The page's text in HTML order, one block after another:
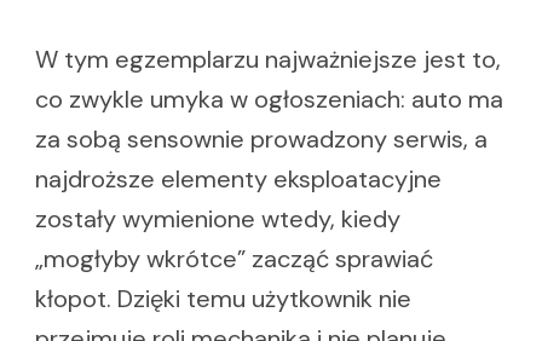
W tym egzemplarzu najważniejsze jest to,
co zwykle umyka w ogłoszeniach: auto ma
za sobą sensownie prowadzony serwis, a
najdroższe elementy eksploatacyjne
zostały wymienione wtedy, kiedy
„mogłyby wkrótce” zacząć sprawiać
kłopot. Dzięki temu użytkownik nie